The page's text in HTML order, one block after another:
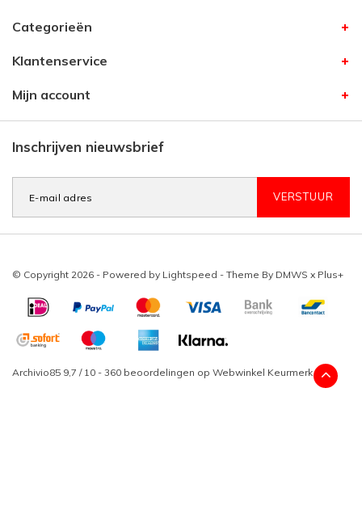
Categorieën
Klantenservice
Mijn account
Inschrijven nieuwsbrief
VERSTUUR
© Copyright 2026 - Powered by Lightspeed - Theme By DMWS x Plus+
Archivio85 9,7 / 10 - 360 beoordelingen op Webwinkel Keurmerk